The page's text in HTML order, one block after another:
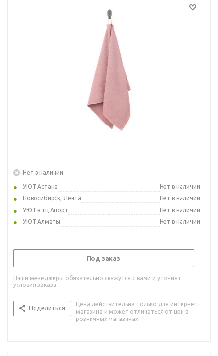
Нет в наличии
УЮТ Астана
Нет в наличии
Новосибирск, Лента
Нет в наличии
УЮТ в тц Апорт
Нет в наличии
УЮТ Алматы
Нет в наличии
Под заказ
Наши менеджеры обязательно свяжутся с вами и уточнят
условия заказа
Поделиться
Цена действительна только для интернет-
магазина и может отличаться от цен в
розничных магазинах